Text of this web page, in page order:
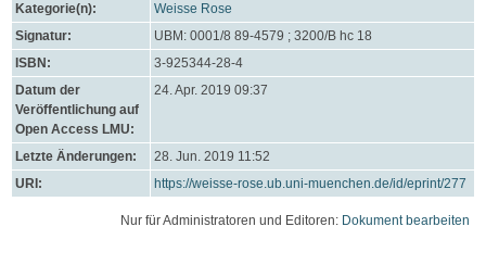
Kategorie(n):
Weisse Rose
Signatur:
UBM: 0001/8 89-4579 ; 3200/B hc 18
ISBN:
3-925344-28-4
Datum der
Veröffentlichung auf
Open Access LMU:
24. Apr. 2019 09:37
Letzte Änderungen:
28. Jun. 2019 11:52
URI:
https://weisse-rose.ub.uni-muenchen.de/id/eprint/277
Nur für Administratoren und Editoren: Dokument bearbeiten